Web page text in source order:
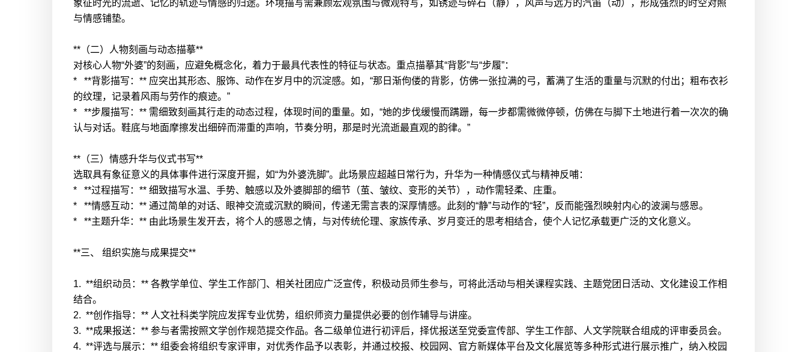
象征时光的流逝、记忆的轨迹与情感的归途。环境描写需兼顾宏观氛围与微观特写，如锈迹与碎石（静），风声与远方的汽笛（动），形成强烈的时空对照
与情感铺垫。
**（二）人物刻画与动态描摹**
对核心人物“外婆”的刻画，应避免概念化，着力于最具代表性的特征与状态。重点描摹其“背影”与“步履”：
* **背影描写：** 应突出其形态、服饰、动作在岁月中的沉淀感。如，“那日渐佝偻的背影，仿佛一张拉满的弓，蓄满了生活的重量与沉默的付出；粗布衣衫
的纹理，记录着风雨与劳作的痕迹。”
* **步履描写：** 需细致刻画其行走的动态过程，体现时间的重量。如，“她的步伐缓慢而蹒跚，每一步都需微微停顿，仿佛在与脚下土地进行着一次次的确
认与对话。鞋底与地面摩擦发出细碎而滞重的声响，节奏分明，那是时光流逝最直观的韵律。”
**（三）情感升华与仪式书写**
选取具有象征意义的具体事件进行深度开掘，如“为外婆洗脚”。此场景应超越日常行为，升华为一种情感仪式与精神反哺：
* **过程描写：** 细致描写水温、手势、触感以及外婆脚部的细节（茧、皱纹、变形的关节），动作需轻柔、庄重。
* **情感互动：** 通过简单的对话、眼神交流或沉默的瞬间，传递无需言表的深厚情感。此刻的“静”与动作的“轻”，反而能强烈映射内心的波澜与感恩。
* **主题升华：** 由此场景生发开去，将个人的感恩之情，与对传统伦理、家族传承、岁月变迁的思考相结合，使个人记忆承载更广泛的文化意义。
**三、 组织实施与成果提交**
1. **组织动员：** 各教学单位、学生工作部门、相关社团应广泛宣传，积极动员师生参与，可将此活动与相关课程实践、主题党团日活动、文化建设工作相
结合。
2. **创作指导：** 人文社科类学院应发挥专业优势，组织师资力量提供必要的创作辅导与讲座。
3. **成果报送：** 参与者需按照文学创作规范提交作品。各二级单位进行初评后，择优报送至党委宣传部、学生工作部、人文学院联合组成的评审委员会。
4. **评选与展示：** 组委会将组织专家评审，对优秀作品予以表彰，并通过校报、校园网、官方新媒体平台及文化展览等多种形式进行展示推广，纳入校园